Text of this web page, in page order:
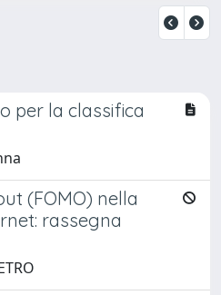
per la classifica
(FOMO) nella
rassegna